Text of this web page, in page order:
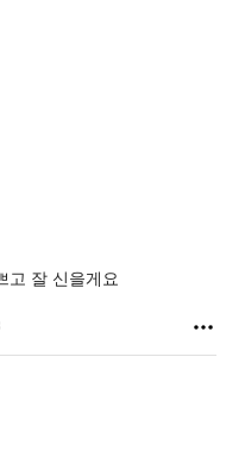
고 잘 신을게요